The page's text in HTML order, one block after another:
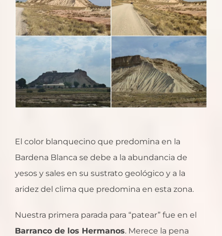
El color blanquecino que predomina en la
Bardena Blanca se debe a la abundancia de
yesos y sales en su sustrato geológico y a la
aridez del clima que predomina en esta zona.
Nuestra primera parada para “patear” fue en el
Barranco de los Hermanos. Merece la pena